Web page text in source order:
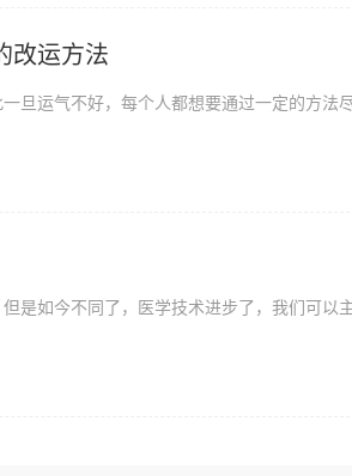
改运方法
旦运气不好，每个人都想要通过一定的方法
是如今不同了，医学技术进步了，我们可以